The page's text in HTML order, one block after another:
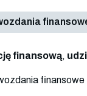
finansową,